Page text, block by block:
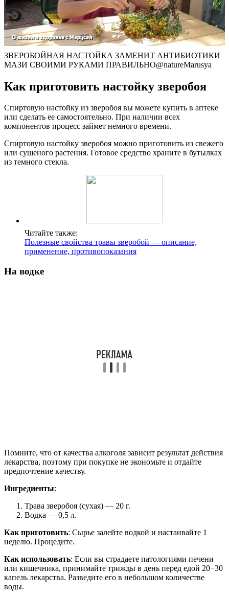
ЗВЕРОБОЙНАЯ НАСТОЙКА ЗАМЕНИТ АНТИБИОТИКИ
МАЗИ СВОИМИ РУКАМИ ПРАВИЛЬНО@natureMarusya
Как приготовить настойку зверобоя
Спиртовую настойку из зверобоя вы можете купить в аптеке
или сделать ее самостоятельно. При наличии всех
компонентов процесс займет немного времени.
Спиртовую настойку зверобоя можно приготовить из свежего
или сушеного растения. Готовое средство храните в бутылках
из темного стекла.
Читайте также:
Полезные свойства травы зверобой — описание,
применение, противопоказания
На водке
Помните, что от качества алкоголя зависит результат действия
лекарства, поэтому при покупке не экономьте и отдайте
предпочтение качеству.
Ингредиенты:
Трава зверобоя (сухая) — 20 г.
Водка — 0,5 л.
Как приготовить: Сырье залейте водкой и настаивайте 1
неделю. Процедите.
Как использовать: Если вы страдаете патологиями печени
или кишечника, принимайте трижды в день перед едой 20−30
капель лекарства. Разведите его в небольшом количестве
воды.